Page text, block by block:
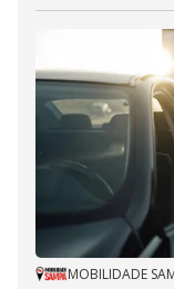
MOBILIDADE